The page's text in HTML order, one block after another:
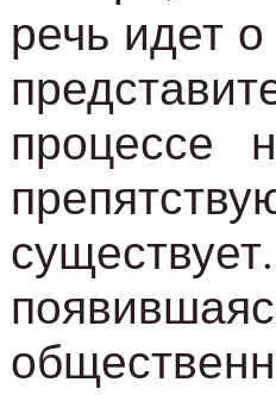
речь идет
процессе